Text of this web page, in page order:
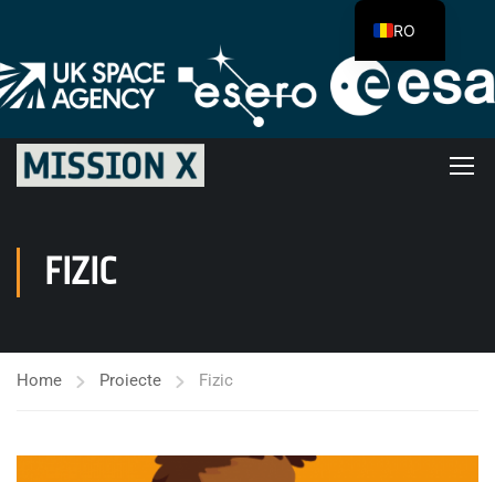
FIZIC
Home Proiecte Fizic
RO